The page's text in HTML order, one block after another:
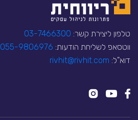
טלפון ליצירת קשר: 03-7466300
ווטסאפ לשליחת הודעות: 055-9806976
דוא"ל: rivhit@rivhit.com